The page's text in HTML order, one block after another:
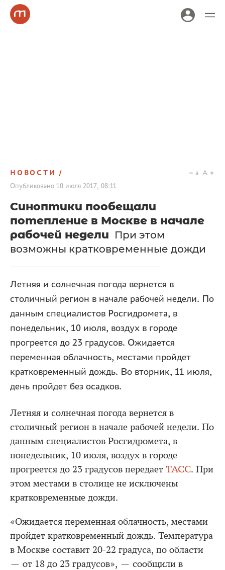
НОВОСТИ
Опубликовано 10 июля 2017, 08:11
a A
Синоптики пообещали
потепление в Москве в начале
рабочей недели При этом
возможны кратковременные дожди
Летняя и солнечная погода вернется в
столичный регион в начале рабочей недели. По
данным специалистов Росгидромета, в
понедельник, 10 июля, воздух в городе
прогреется до 23 градусов. Ожидается
переменная облачность, местами пройдет
кратковременный дождь. Во вторник, 11 июля,
день пройдет без осадков.
Летняя и солнечная погода вернется в
столичный регион в начале рабочей недели. По
данным специалистов Росгидромета, в
понедельник, 10 июля, воздух в городе
прогреется до 23 градусов передает ТАСС. При
этом местами в столице не исключены
кратковременные дожди.
«Ожидается переменная облачность, местами
пройдет кратковременный дождь. Температура
в Москве составит 20-22 градуса, по области
— от 18 до 23 градусов», — сообщили в